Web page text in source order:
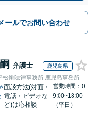
ールでお問い合わせ
弁護士 鹿児島県
松剛法律事務所 鹿児島事務所
面談方法(対面・
電話・ビデオな
ど)は応相談
営業時間：0
9:00~18:00
（平日）